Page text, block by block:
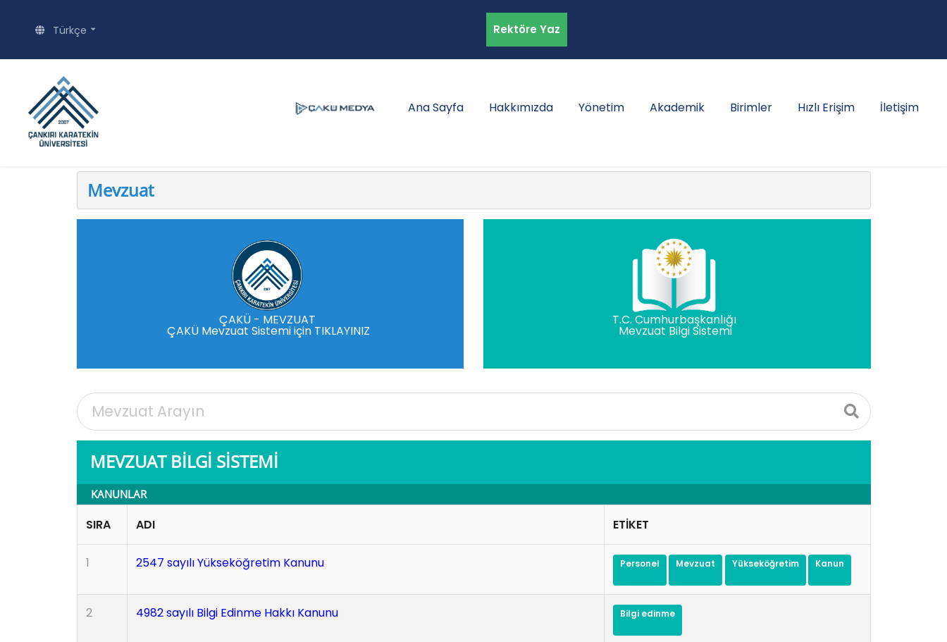
Türkçe Rektöre Yaz
Ana Sayfa Hakkımızda Yönetim Akademik Birimler Hızlı Erişim İletişim
Mevzuat
ÇAKÜ - MEVZUAT
ÇAKÜ Mevzuat Sistemi için TIKLAYINIZ
T.C. Cumhurbaşkanlığı
Mevzuat Bilgi Sistemi
MEVZUAT BİLGİ SİSTEMİ
KANUNLAR
SIRA ADI ETİKET
1 2547 sayılı Yükseköğretim Kanunu personel mevzuat Yükseköğretim Kanun
2 4982 sayılı Bilgi Edinme Hakkı Kanunu bilgi edinme